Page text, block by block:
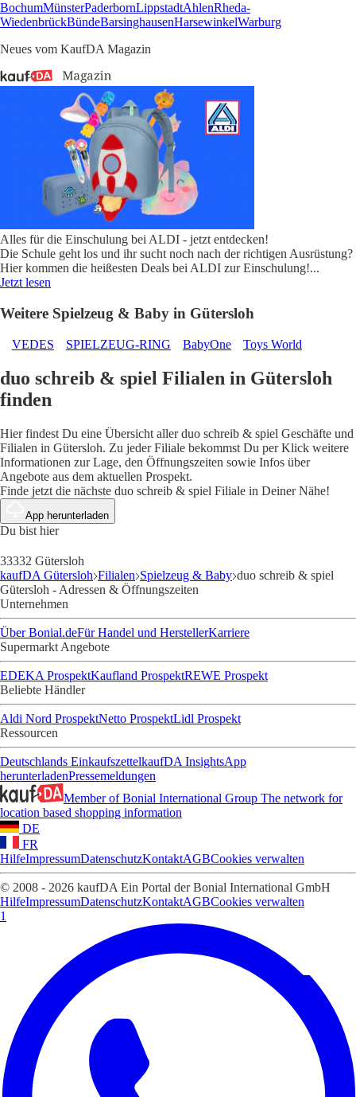
BochumMünsterPaderbornLippstadtAhlenRheda-
WiedenbrückBündeBarsinghausenHarsewinkelWarburg
Neues vom KaufDA Magazin
Alles für die Einschulung bei ALDI - jetzt entdecken!
Die Schule geht los und ihr sucht noch nach der richtigen Ausrüstung?
Hier kommen die heißesten Deals bei ALDI zur Einschulung!...
Jetzt lesen
Weitere Spielzeug & Baby in Gütersloh
VEDES SPIELZEUG-RING BabyOne Toys World
duo schreib & spiel Filialen in Gütersloh
finden
Hier findest Du eine Übersicht aller duo schreib & spiel Geschäfte und
Filialen in Gütersloh. Zu jeder Filiale bekommst Du per Klick weitere
Informationen zur Lage, den Öffnungszeiten sowie Infos über
Angebote aus dem aktuellen Prospekt.
Finde jetzt die nächste duo schreib & spiel Filiale in Deiner Nähe!
App herunterladen
Du bist hier
33332 Gütersloh
kaufDA Gütersloh Filialen Spielzeug & Baby duo schreib & spiel
Gütersloh - Adressen & Öffnungszeiten
Unternehmen
Über Bonial.deFür Handel und HerstellerKarriere
Supermarkt Angebote
EDEKA ProspektKaufland ProspektREWE Prospekt
Beliebte Händler
Aldi Nord ProspektNetto ProspektLidl Prospekt
Ressourcen
Deutschlands EinkaufszettelkaufDA InsightsApp
herunterladenPressemeldungen
Member of Bonial International Group The network for
location based shopping information
DE
FR
HilfeImpressumDatenschutzKontaktAGBCookies verwalten
© 2008 - 2026 kaufDA Ein Portal der Bonial International GmbH
HilfeImpressumDatenschutzKontaktAGBCookies verwalten
1